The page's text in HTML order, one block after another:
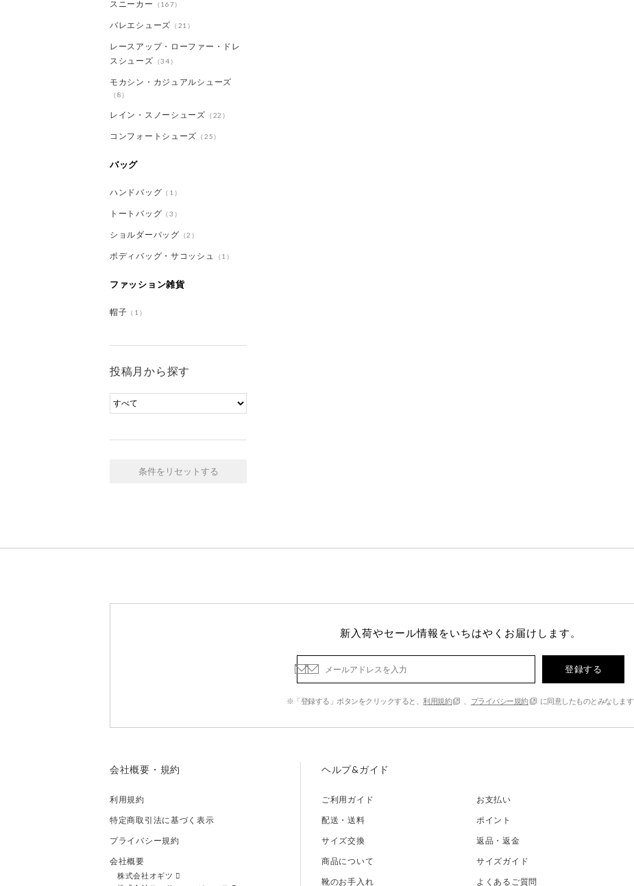
スニーカー （167）
バレエシューズ （21）
レースアップ・ローファー・ドレ
スシューズ （34）
モカシン・カジュアルシューズ
（8）
レイン・スノーシューズ （22）
コンフォートシューズ （25）
バッグ
ハンドバッグ （1）
トートバッグ （3）
ショルダーバッグ （2）
ボディバッグ・サコッシュ （1）
ファッション雑貨
帽子 （1）
投稿月から探す
条件をリセットする
新入荷やセール情報をいちはやくお届けします。
登録する
※「登録する」ボタンをクリックすると、利用規約 プライバシー規約 に同意したものとみなします
会社概要・規約
利用規約
特定商取引法に基づく表示
プライバシー規約
会社概要
株式会社オギツ
ヘルプ&ガイド
ご利用ガイド
お支払い
配送・送料
ポイント
サイズ交換
返品・返金
商品について
サイズガイド
靴のお手入れ
よくあるご質問